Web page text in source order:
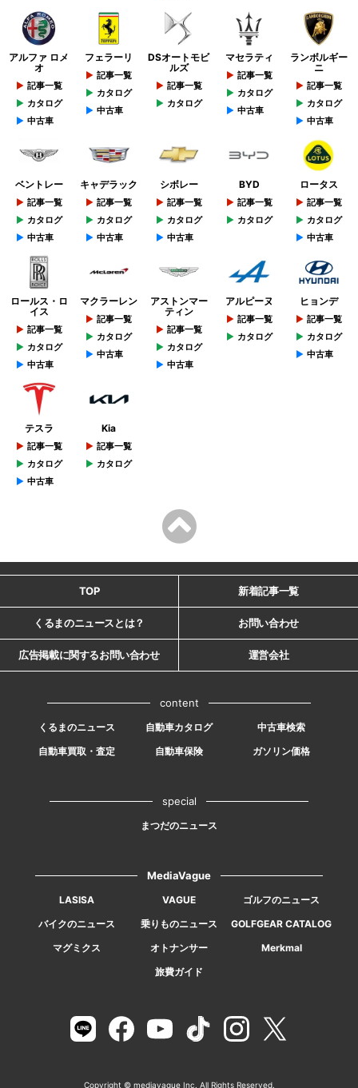
アルファ ロメ
オ
記事一覧
カタログ
中古車
フェラーリ
記事一覧
カタログ
中古車
DSオートモビ
ルズ
記事一覧
カタログ
マセラティ
記事一覧
カタログ
中古車
ランボルギー
ニ
記事一覧
カタログ
中古車
ベントレー
記事一覧
カタログ
中古車
キャデラック
記事一覧
カタログ
中古車
シボレー
記事一覧
カタログ
中古車
BYD
記事一覧
カタログ
ロータス
記事一覧
カタログ
中古車
ロールス・ロ
イス
記事一覧
カタログ
中古車
マクラーレン
記事一覧
カタログ
中古車
アストンマー
ティン
記事一覧
カタログ
中古車
アルピーヌ
記事一覧
カタログ
ヒョンデ
記事一覧
カタログ
中古車
テスラ
記事一覧
カタログ
中古車
Kia
記事一覧
カタログ
TOP 新着記事一覧
くるまのニュースとは？ お問い合わせ
広告掲載に関するお問い合わせ 運営会社
content
くるまのニュース 自動車カタログ
中古車検索
自動車買取・査定
自動車保険 ガソリン価格
special
まつだのニュース
MediaVague
LASISA VAGUE
ゴルフのニュース
バイクのニュース
乗りものニュース
GOLFGEAR CATALOG
マグミクス
オトナンサー
Merkmal
旅費ガイド
Copyright © mediavague Inc. All Rights Reserved.